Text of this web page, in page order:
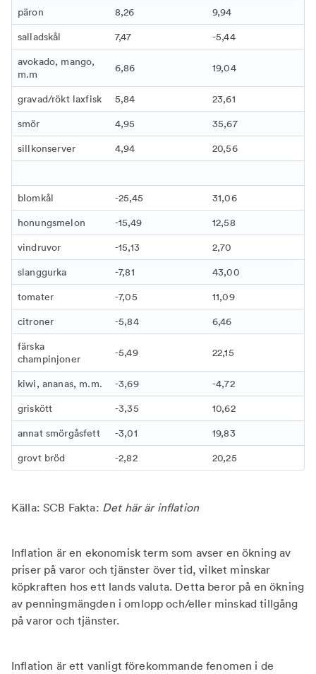
päron
8,26
9,94
salladskål
7,47
-5,44
avokado, mango,
m.m
6,86 19,04
gravad/rökt laxfisk 5,84
23,61
smör
4,95
35,67
sillkonserver
4,94 20,56
blomkål -25,45
31,06
honungsmelon
-15,49
12,58
vindruvor
-15,13
2,70
slanggurka
-7,81
43,00
tomater
-7,05
11,09
citroner
-5,84
6,46
färska
champinjoner
-5,49 22,15
kiwi, ananas, m.m. -3,69
-4,72
griskött
-3,35
10,62
annat smörgåsfett
-3,01
19,83
grovt bröd
-2,82 20,25
Källa: SCB Fakta: Det här är inflation
Inflation är en ekonomisk term som avser en ökning av
priser på varor och tjänster över tid, vilket minskar
köpkraften hos ett lands valuta. Detta beror på en ökning
av penningmängden i omlopp och/eller minskad tillgång
på varor och tjänster.
Inflation är ett vanligt förekommande fenomen i de